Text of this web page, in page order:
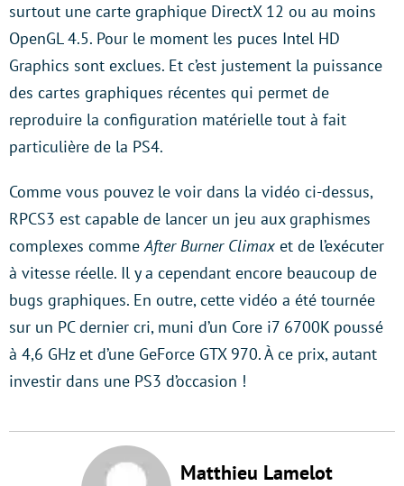
surtout une carte graphique DirectX 12 ou au moins
OpenGL 4.5. Pour le moment les puces Intel HD
Graphics sont exclues. Et c’est justement la puissance
des cartes graphiques récentes qui permet de
reproduire la configuration matérielle tout à fait
particulière de la PS4.
Comme vous pouvez le voir dans la vidéo ci-dessus,
RPCS3 est capable de lancer un jeu aux graphismes
complexes commeAfter Burner Climax et de l’exécuter
à vitesse réelle. Il y a cependant encore beaucoup de
bugs graphiques. En outre, cette vidéo a été tournée
sur un PC dernier cri, muni d’un Core i7 6700K poussé
à 4,6 GHz et d’une GeForce GTX 970. À ce prix, autant
investir dans une PS3 d’occasion !
Matthieu Lamelot